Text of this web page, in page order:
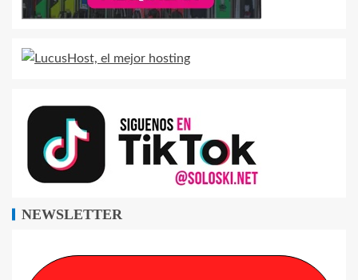
NEWSLETTER